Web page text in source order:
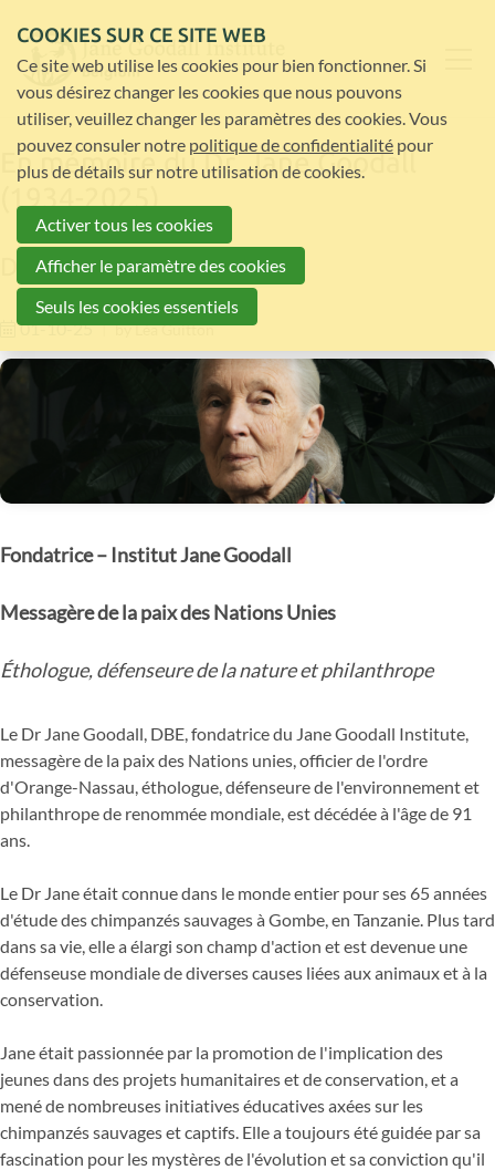
En mémoire du Dr. Jane Goodall
(1934-2025)
Dr. Jane Goodall, DBE
01-10-25 byLéa Guitton
Fondatrice – Institut Jane Goodall
Messagère de la paix des Nations Unies
Éthologue, défenseure de la nature et philanthrope
Le Dr Jane Goodall, DBE, fondatrice du Jane Goodall Institute,
messagère de la paix des Nations unies, officier de l'ordre
d'Orange-Nassau, éthologue, défenseure de l'environnement et
philanthrope de renommée mondiale, est décédée à l'âge de 91
ans.
Le Dr Jane était connue dans le monde entier pour ses 65 années
d'étude des chimpanzés sauvages à Gombe, en Tanzanie. Plus tard
dans sa vie, elle a élargi son champ d'action et est devenue une
défenseuse mondiale de diverses causes liées aux animaux et à la
conservation.
Jane était passionnée par la promotion de l'implication des
jeunes dans des projets humanitaires et de conservation, et a
mené de nombreuses initiatives éducatives axées sur les
chimpanzés sauvages et captifs. Elle a toujours été guidée par sa
fascination pour les mystères de l'évolution et sa conviction qu'il
COOKIES SUR CE SITE WEB
Ce site web utilise les cookies pour bien fonctionner. Si
vous désirez changer les cookies que nous pouvons
utiliser, veuillez changer les paramètres des cookies. Vous
pouvez consuler notre politique de confidentialité pour
plus de détails sur notre utilisation de cookies.
Activer tous les cookies
Afficher le paramètre des cookies
Seuls les cookies essentiels